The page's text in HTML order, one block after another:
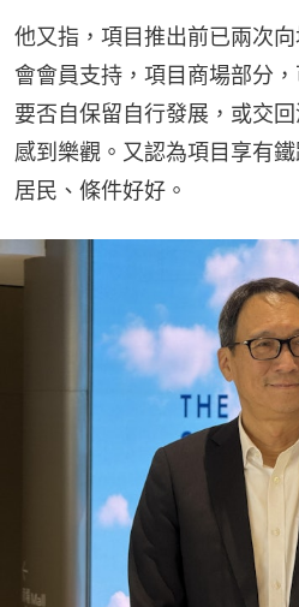
他又指，項目推出前已兩次
會會員支持，項目商場部分
要否自保留自行發展，或交
感到樂觀。又認為項目享有
居民、條件好好。